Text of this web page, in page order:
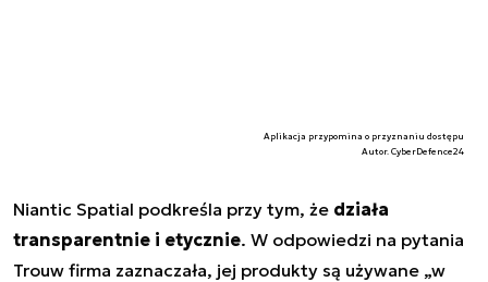
Aplikacja przypomina o przyznaniu dostępu
Autor. CyberDefence24
Niantic Spatial podkreśla przy tym, że działa
transparentnie i etycznie. W odpowiedzi na pytania
Trouw firma zaznaczała, jej produkty są używane „w